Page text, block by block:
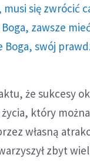
musi się zwrócić
zawsze
Boga, swój
że sukcesy
który
własną
zbyt